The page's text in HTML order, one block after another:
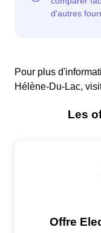
Pour plus
Hélène-Du-Lac,